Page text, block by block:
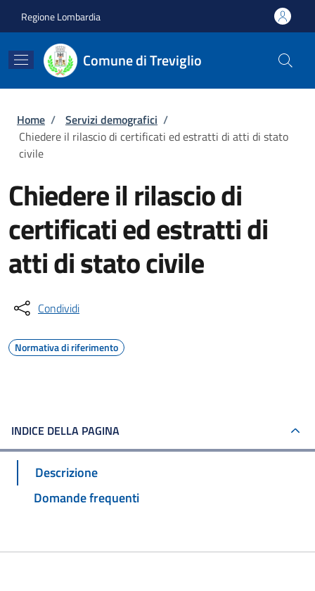
Regione Lombardia
Comune di Treviglio
Briciole di pane
Home / Servizi demografici /
Chiedere il rilascio di certificati ed estratti di atti di stato
civile
Chiedere il rilascio di
certificati ed estratti di
atti di stato civile
Condividi
Normativa di riferimento
INDICE DELLA PAGINA
Descrizione
Domande frequenti